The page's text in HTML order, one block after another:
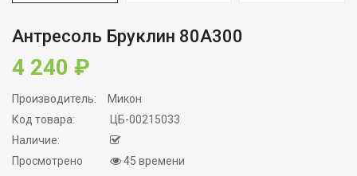
Антресоль Бруклин 80А300
4 240 ₽
Производитель:
Микон
Код товара:
ЦБ-00215033
Наличие:
Просмотрено
45 времени